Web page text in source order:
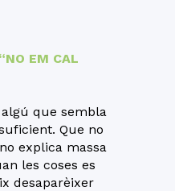
EM CAL
que sembla
Que no
explica massa
les coses es
desaparèixer